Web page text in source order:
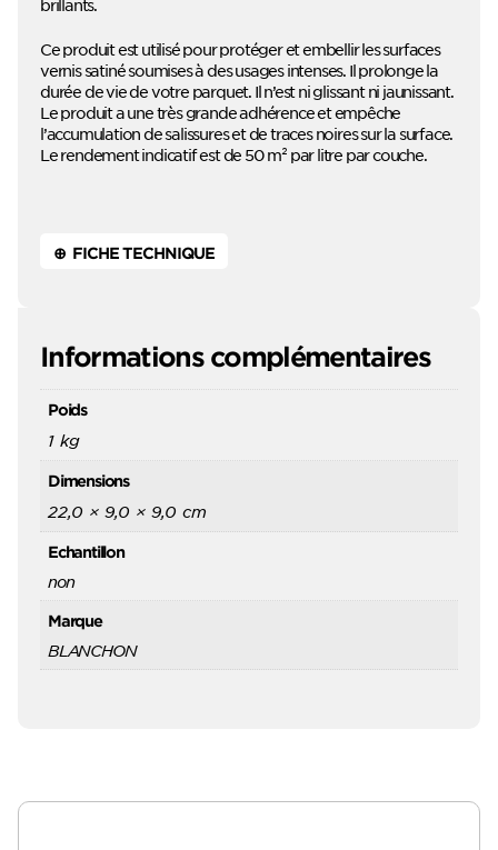
brillants.
Ce produit est utilisé pour protéger et embellir les surfaces
vernis satiné soumises à des usages intenses. Il prolonge la
durée de vie de votre parquet. Il n’est ni glissant ni jaunissant.
Le produit a une très grande adhérence et empêche
l’accumulation de salissures et de traces noires sur la surface.
Le rendement indicatif est de 50 m² par litre par couche.
⊕ FICHE TECHNIQUE
Informations complémentaires
Poids
1 kg
Dimensions
22,0 × 9,0 × 9,0 cm
Echantillon
non
Marque
BLANCHON